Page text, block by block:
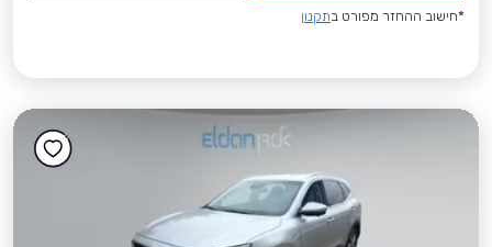
*חישוב ההחזר מפורט בתקנון